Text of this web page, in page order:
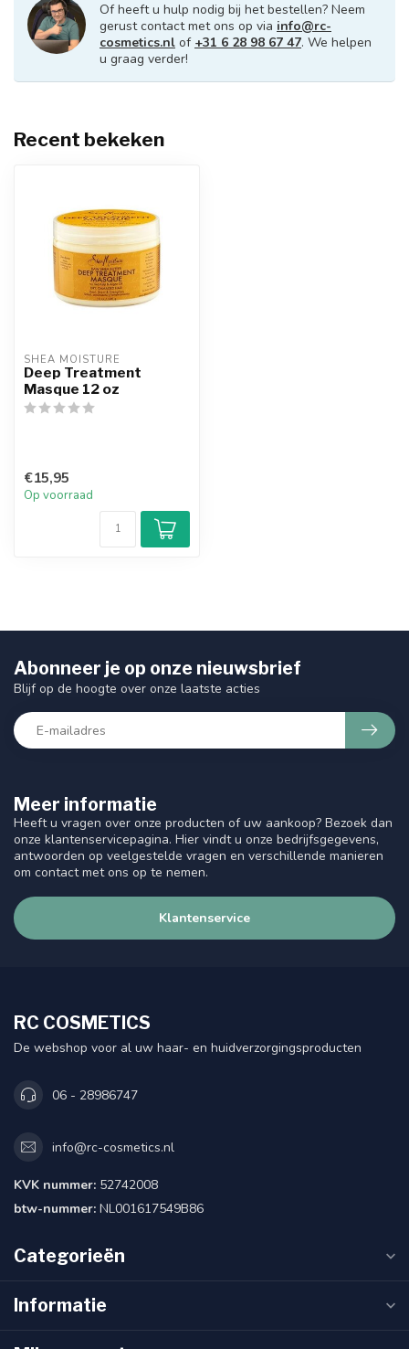
Of heeft u hulp nodig bij het bestellen? Neem
gerust contact met ons op via info@rc-
cosmetics.nl of +31 6 28 98 67 47. We helpen
u graag verder!
Recent bekeken
SHEA MOISTURE
Deep Treatment
Masque 12 oz
€15,95
Op voorraad
Meer informatie
Heeft u vragen over onze producten of uw aankoop? Bezoek dan
onze klantenservicepagina. Hier vindt u onze bedrijfsgegevens,
antwoorden op veelgestelde vragen en verschillende manieren
om contact met ons op te nemen.
Klantenservice
Abonneer je op onze nieuwsbrief
Blijf op de hoogte over onze laatste acties
RC COSMETICS
De webshop voor al uw haar- en huidverzorgingsproducten
06 - 28986747
info@rc-cosmetics.nl
KVK nummer: 52742008
btw-nummer: NL001617549B86
Categorieën
Informatie